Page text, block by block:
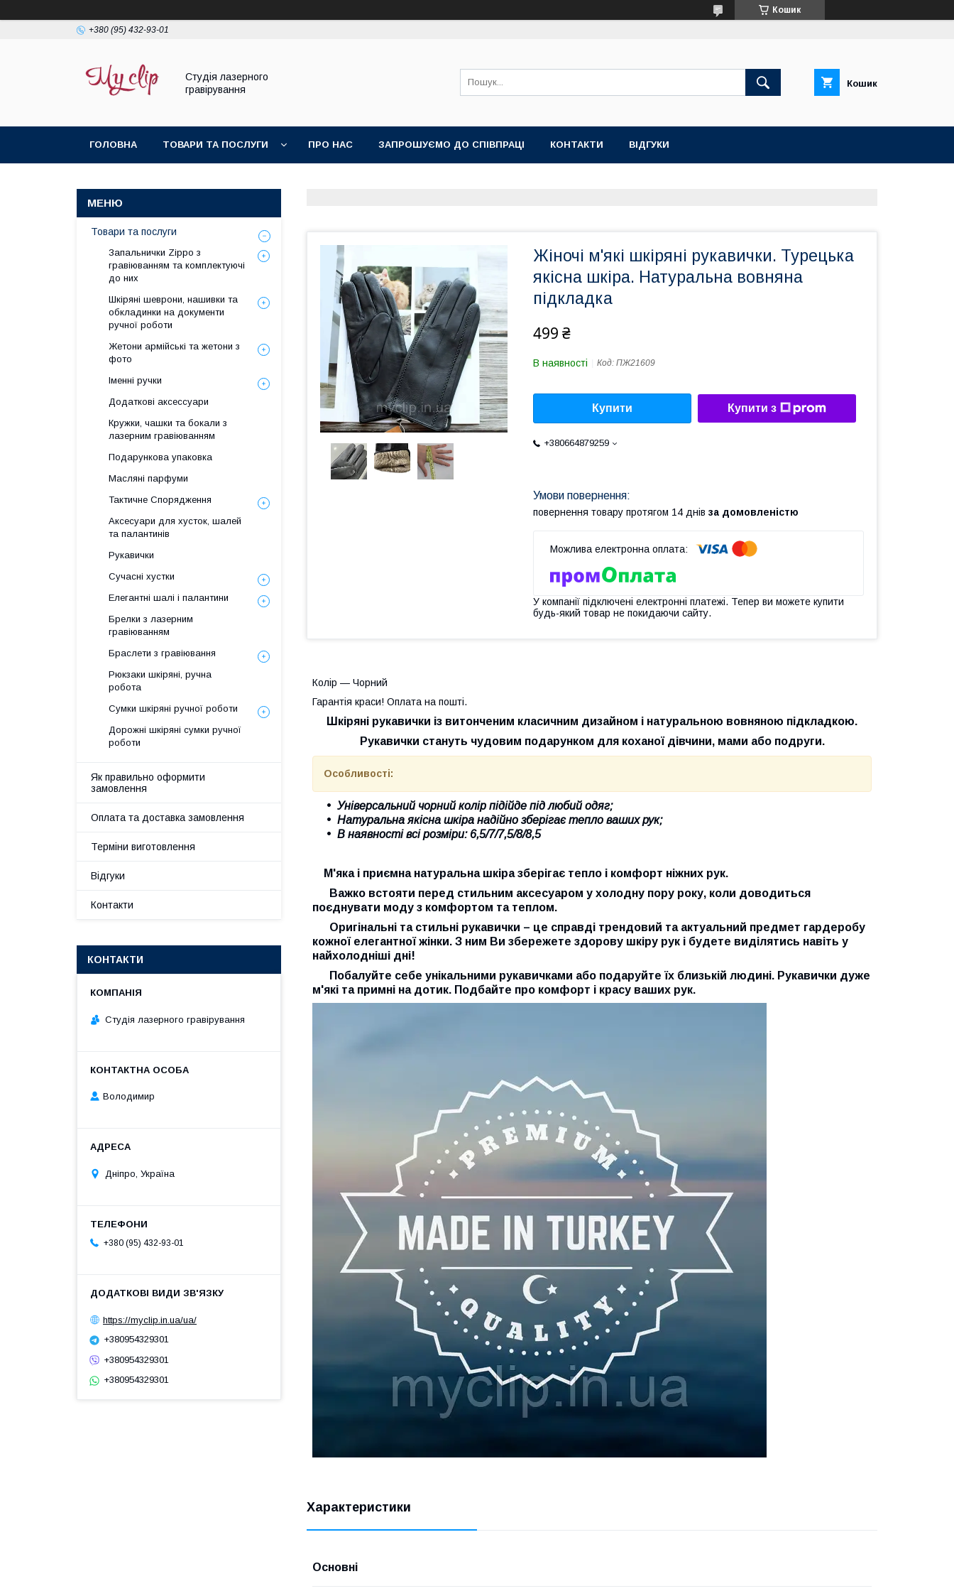
Кошик
+380 (95) 432-93-01
Студія лазерного
гравірування
Кошик
ГОЛОВНА ТОВАРИ ТА ПОСЛУГИ ПРО НАС ЗАПРОШУЄМО ДО СПІВПРАЦІ КОНТАКТИ ВІДГУКИ
Жіночі м'які шкіряні рукавички. Турецька
якісна шкіра. Натуральна вовняна
підкладка
499 ₴
В наявності Код: ПЖ21609
Купити Купити з
+380664879259
повернення товару протягом 14 днів за домовленістю
У компанії підключені електронні платежі. Тепер ви можете купити
будь-який товар не покидаючи сайту.
Колір — Чорний
Гарантія краси! Оплата на пошті.
Шкіряні рукавички із витонченим класичним дизайном і натуральною вовняною підкладкою.
Рукавички стануть чудовим подарунком для коханої дівчини, мами або подруги.
Особливості:
Універсальний чорний колір підійде під любий одяг;
Натуральна якісна шкіра надійно зберігає тепло ваших рук;
В наявності всі розміри: 6,5/7/7,5/8/8,5
М'яка і приємна натуральна шкіра зберігає тепло і комфорт ніжних рук.
Важко встояти перед стильним аксесуаром у холодну пору року, коли доводиться
поєднувати моду з комфортом та теплом.
Оригінальні та стильні рукавички – це справді трендовий та актуальний предмет гардеробу
кожної елегантної жінки. З ним Ви збережете здорову шкіру рук і будете виділятись навіть у
найхолодніші дні!
Побалуйте себе унікальними рукавичками або подаруйте їх близькій людині. Рукавички дуже
м'які та примні на дотик. Подбайте про комфорт і красу ваших рук.
Характеристики
Основні
Товари та послуги
Запальнички Zippo з
гравіюванням та комплектуючі
до них
Шкіряні шеврони, нашивки та
обкладинки на документи
ручної роботи
Жетони армійські та жетони з
фото
Іменні ручки
Додаткові аксессуари
Кружки, чашки та бокали з
лазерним гравіюванням
Подарункова упаковка
Масляні парфуми
Тактичне Спорядження
Аксесуари для хусток, шалей
та палантинів
Рукавички
Сучасні хустки
Елегантні шалі і палантини
Брелки з лазерним
гравіюванням
Браслети з гравіювання
Рюкзаки шкіряні, ручна
робота
Сумки шкіряні ручної роботи
Дорожні шкіряні сумки ручної
роботи
Як правильно оформити
замовлення
Оплата та доставка замовлення
Терміни виготовлення
Відгуки
Контакти
КОНТАКТИ
Студія лазерного гравірування
Володимир
Дніпро, Україна
+380 (95) 432-93-01
https://myclip.in.ua/ua/
+380954329301
+380954329301
+380954329301